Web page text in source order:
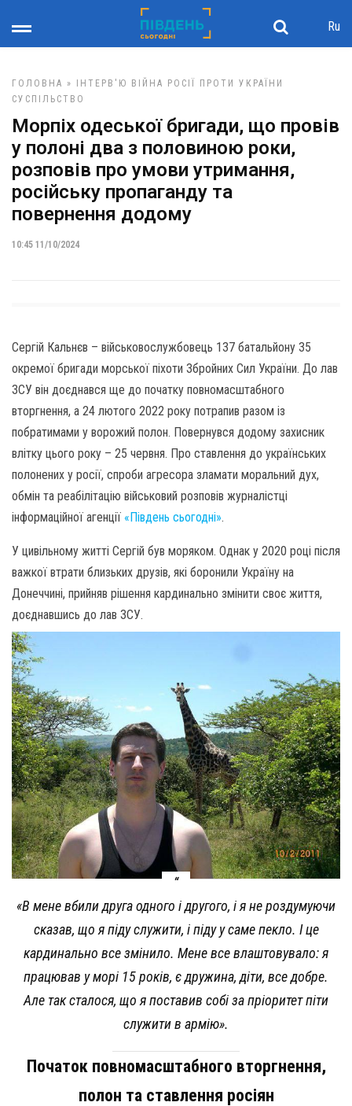
Ru
ГОЛОВНА » ІНТЕРВ'Ю
ВІЙНА РОСІЇ ПРОТИ УКРАЇНИ
СУСПІЛЬСТВО
Морпіх одеської бригади, що провів
у полоні два з половиною роки,
розповів про умови утримання,
російську пропаганду та
повернення додому
10:45 11/10/2024
Сергій Кальнєв – військовослужбовець 137 батальйону 35
окремої бригади морської піхоти Збройних Сил України. До лав
ЗСУ він доєднався ще до початку повномасштабного
вторгнення, а 24 лютого 2022 року потрапив разом із
побратимами у ворожий полон. Повернувся додому захисник
влітку цього року – 25 червня. Про ставлення до українських
полонених у росії, спроби агресора зламати моральний дух,
обмін та реабілітацію військовий розповів журналістці
інформаційної агенції «Південь сьогодні».
У цивільному житті Сергій був моряком. Однак у 2020 році після
важкої втрати близьких друзів, які боронили Україну на
Донеччині, прийняв рішення кардинально змінити своє життя,
доєднавшись до лав ЗСУ.
«В мене вбили друга одного і другого, і я не роздумуючи
сказав, що я піду служити, і піду у саме пекло. І це
кардинально все змінило. Мене все влаштовувало: я
працював у морі 15 років, є дружина, діти, все добре.
Але так сталося, що я поставив собі за пріоритет піти
служити в армію».
Початок повномасштабного вторгнення,
полон та ставлення росіян